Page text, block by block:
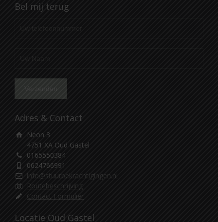
Bel mij terug
Adres & Contact
Neon 3
4751 XA Oud Gastel
0165550384
0624766991
info@stuurbekrachtigingen.nl
Routebeschrijving
Contact Formulier
Locatie Oud Gastel